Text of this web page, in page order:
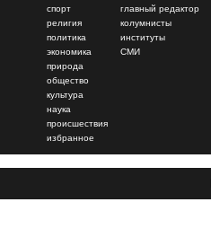
спорт
религия
политика
экономика
природа
общество
культура
наука
происшествия
избранное
главный редактор
колумнисты
институты
СМИ